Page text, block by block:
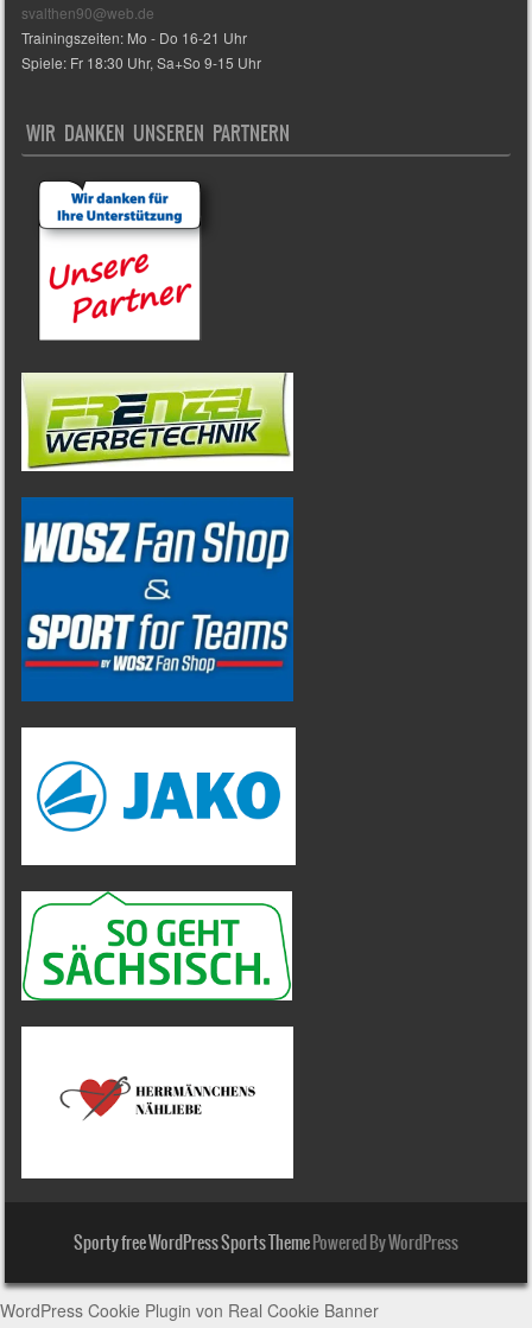
svalthen90@web.de
Trainingszeiten: Mo - Do 16-21 Uhr
Spiele: Fr 18:30 Uhr, Sa+So 9-15 Uhr
WIR DANKEN UNSEREN PARTNERN
Sporty free WordPress Sports ThemePowered By WordPress
WordPress Cookie Plugin von Real Cookie Banner